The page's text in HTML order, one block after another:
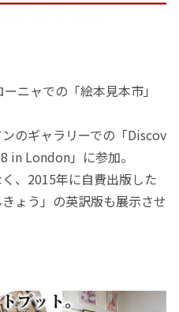
ニャでの「絵本見本市」
のギャラリーでの「Discov
in London」に参加。
、2015年に自費出版した
ょう」の英訳版も展示させ